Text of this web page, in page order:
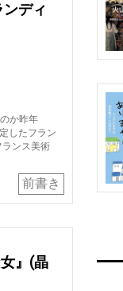
ンディ
か昨年
したフラン
ランス美術
前書き
』(晶